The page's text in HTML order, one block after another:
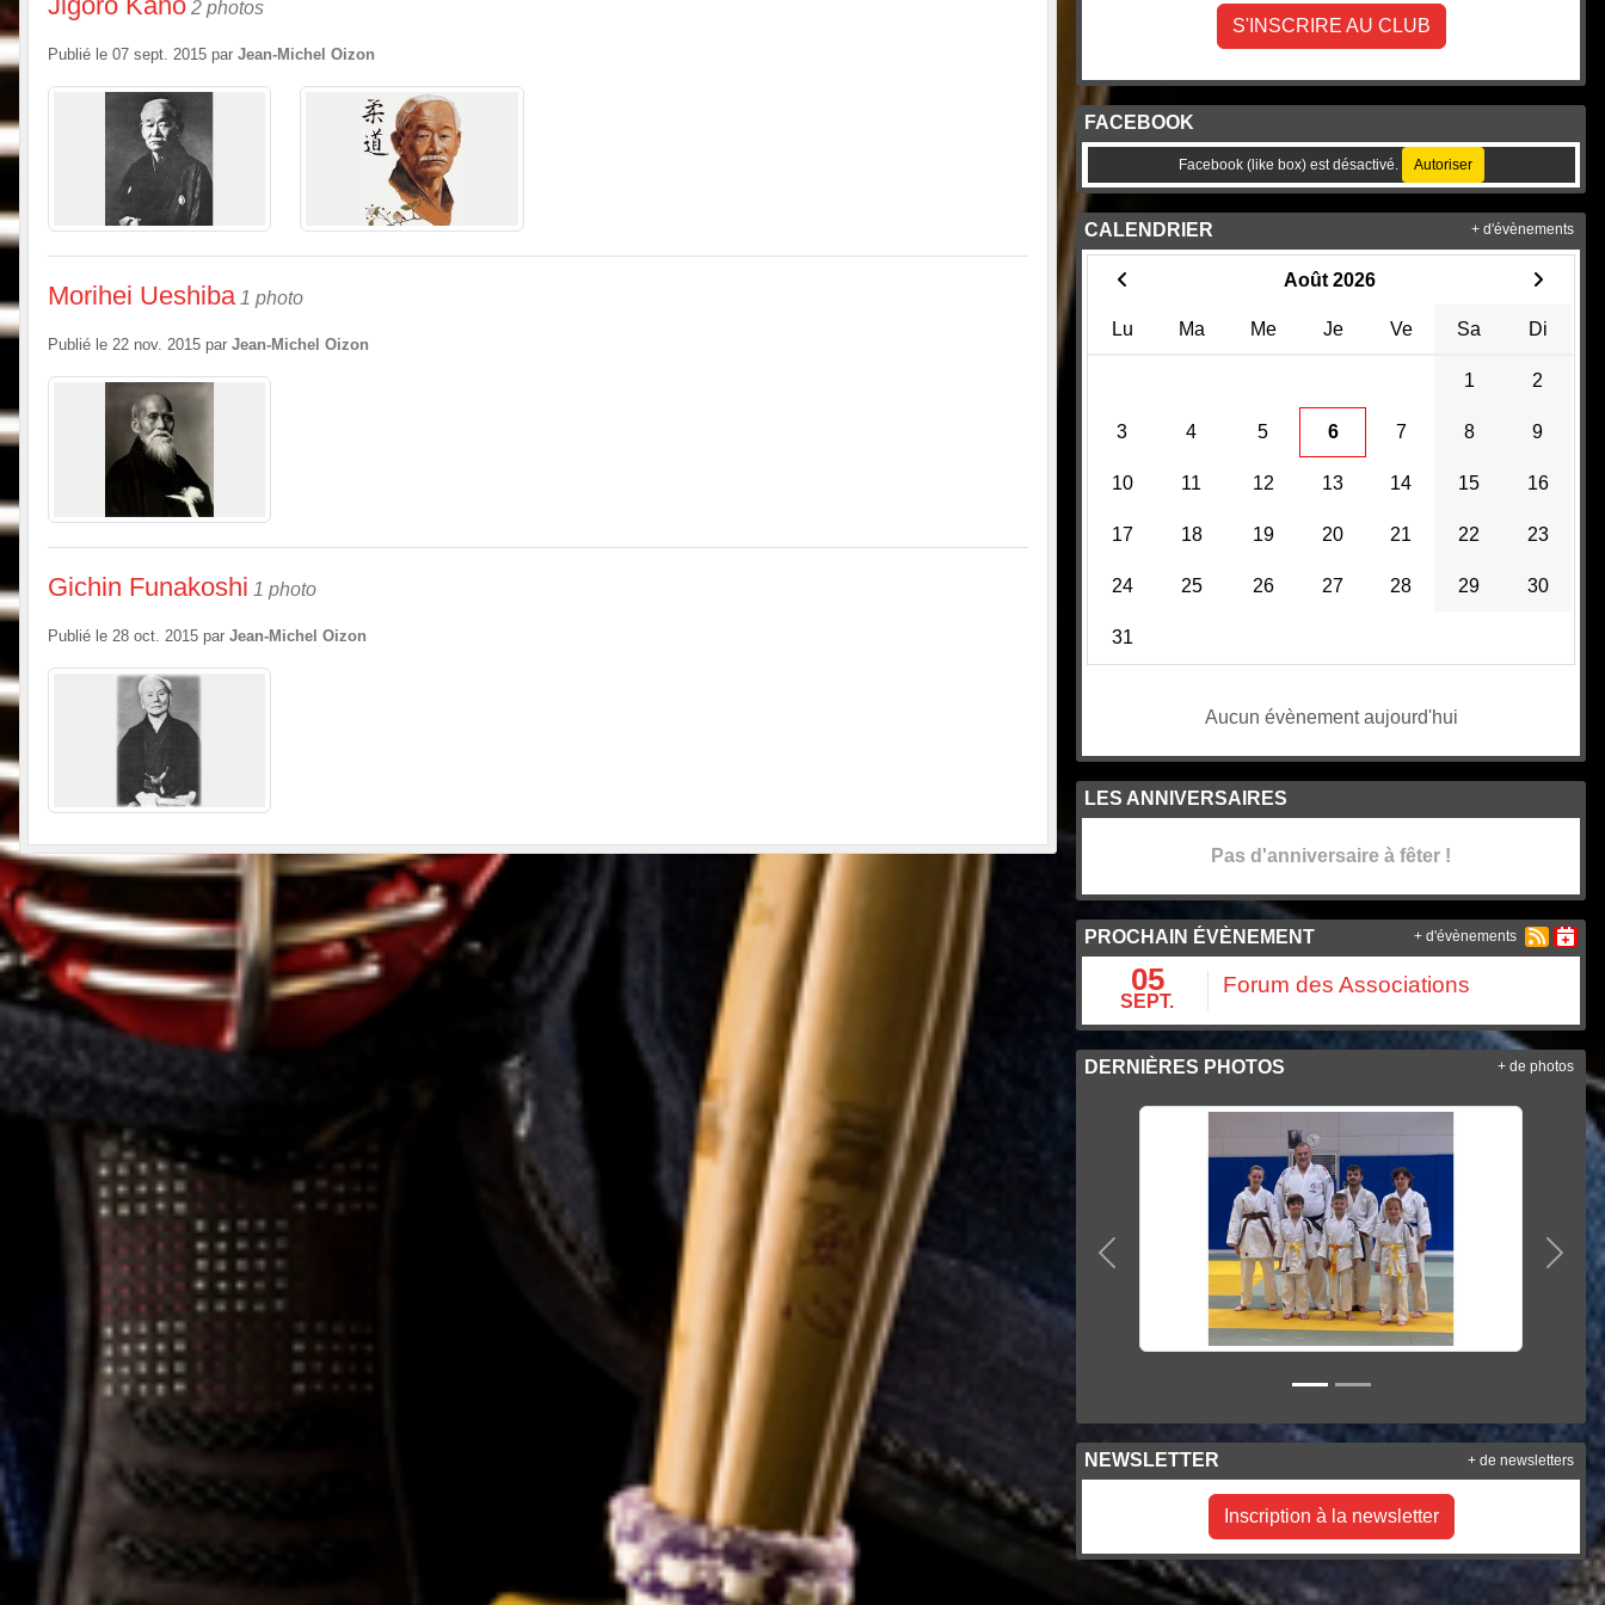
2 photos
Publié le 07 sept. 2015 par Jean-Michel Oizon
Morihei Ueshiba 1 photo
Publié le 22 nov. 2015 par Jean-Michel Oizon
Gichin Funakoshi 1 photo
Publié le 28 oct. 2015 par Jean-Michel Oizon
S'INSCRIRE AU CLUB
FACEBOOK
Facebook (like box) est désactivé. Autoriser
CALENDRIER
Août 2026
Lu Ma Me Je Ve Sa Di
1 2
3 4 5 6 7 8 9
10 11 12 13 14 15 16
17 18 19 20 21 22 23
24 25 26 27 28 29 30
31
Aucun évènement aujourd'hui
+ d'évènements
LES ANNIVERSAIRES
Pas d'anniversaire à fêter !
PROCHAIN ÉVÈNEMENT
05
SEPT.
Forum des Associations
+ d'évènements
DERNIÈRES PHOTOS
Précedent
+ de photos
NEWSLETTER
Inscription à la newsletter
+ de newsletters